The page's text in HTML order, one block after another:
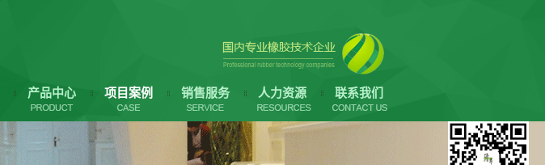
产品中心 项目案例 销售服务 人力资源 联系我们